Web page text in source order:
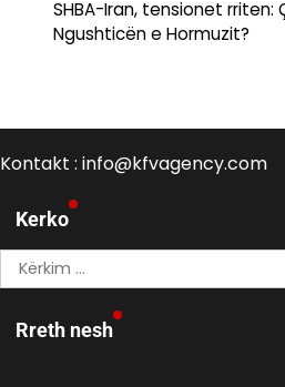
SHBA-Iran, tensionet
Ngushticën e Hormuzit?
Kontakt : info@kfvagency.com
Kerko
Kërko
për:
Rreth nesh